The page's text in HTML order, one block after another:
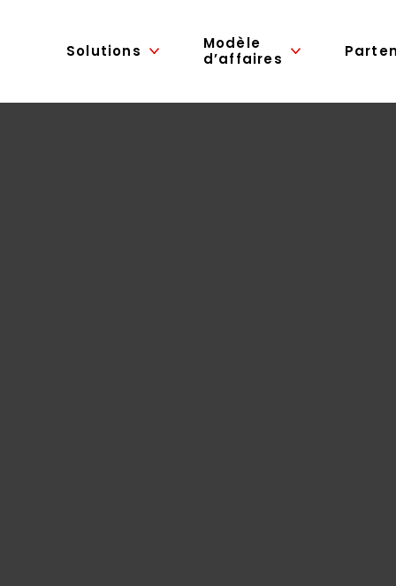
Solutions
Modèle
d’affaires